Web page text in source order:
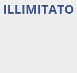
ILLIMITATO